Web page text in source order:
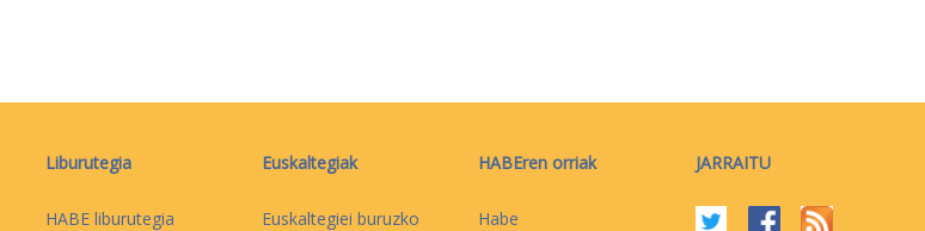
Liburutegia
HABE liburutegia
Euskaltegiak
Euskaltegiei buruzko
HABEren orriak
Habe
JARRAITU